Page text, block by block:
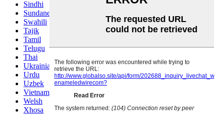
Sindhi
Sundanese
Swahili
Tajik
Tamil
Telugu
Thai
Ukrainian
Urdu
Uzbek
Vietnamese
Welsh
Xhosa